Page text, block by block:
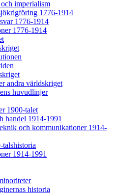
imperialism
1776-1914
1776-1914
1776-1914
andra världskriget
huvudlinjer
1900-talet
handel 1914-1991
och kommunikationer 1914-
talshistoria
1914-1991
historia